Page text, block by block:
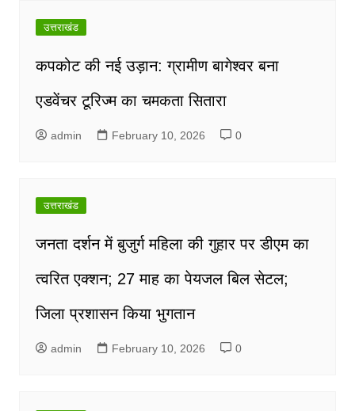
उत्तराखंड
कपकोट की नई उड़ान: ग्रामीण बागेश्वर बना
एडवेंचर टूरिज्म का चमकता सितारा
admin February 10, 2026 0
उत्तराखंड
जनता दर्शन में बुजुर्ग महिला की गुहार पर डीएम का
त्वरित एक्शन; 27 माह का पेयजल बिल सेटल;
जिला प्रशासन किया भुगतान
admin February 10, 2026 0